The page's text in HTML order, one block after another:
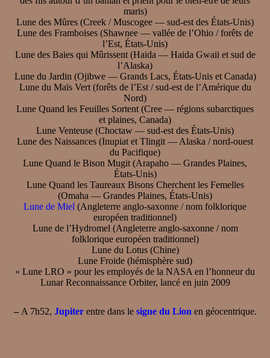
maris)
Lune des Mûres (Creek / Muscogee — sud-est des États-Unis)
Lune des Framboises (Shawnee — vallée de l’Ohio / forêts de
l’Est, États-Unis)
Lune des Baies qui Mûrissent (Haida — Haida Gwaii et sud de
l’Alaska)
Lune du Jardin (Ojibwe — Grands Lacs, États-Unis et Canada)
Lune du Maïs Vert (forêts de l’Est / sud-est de l’Amérique du
Nord)
Lune Quand les Feuilles Sortent (Cree — régions subarctiques
et plaines, Canada)
Lune Venteuse (Choctaw — sud-est des États-Unis)
Lune des Naissances (Inupiat et Tlingit — Alaska / nord-ouest
du Pacifique)
Lune Quand le Bison Mugit (Arapaho — Grandes Plaines,
États-Unis)
Lune Quand les Taureaux Bisons Cherchent les Femelles
(Omaha — Grandes Plaines, États-Unis)
Lune de Miel (Angleterre anglo-saxonne / nom folklorique
européen traditionnel)
Lune de l’Hydromel (Angleterre anglo-saxonne / nom
folklorique européen traditionnel)
Lune du Lotus (Chine)
Lune Froide (hémisphère sud)
« Lune LRO » pour les employés de la NASA en l’honneur du
Lunar Reconnaissance Orbiter, lancé en juin 2009
–A 7h52, Jupiterentre dans le signe du Lion en géocentrique.